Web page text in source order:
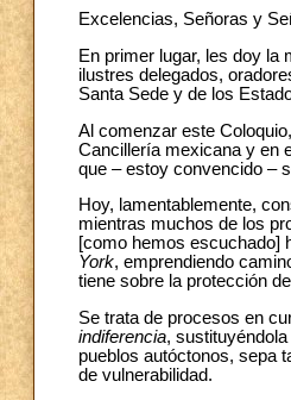
Excelencias, Señoras y
En primer lugar, les doy la
ilustres delegados,
Santa Sede y de los
Al comenzar este
Cancillería mexicana y en
que – estoy convencido –
Hoy, lamentablemente,
mientras muchos de los
[como hemos escuchado]
York, emprendiendo
tiene sobre la protección
Se trata de procesos en
indiferencia,
pueblos autóctonos, sepa
de vulnerabilidad.